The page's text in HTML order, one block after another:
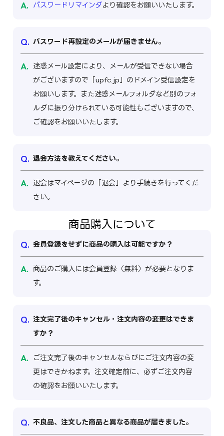
パスワードリマインダより確認をお願いいたします。
パスワード再設定のメールが届きません。
迷惑メール設定により、メールが受信できない場合
がございますので「upfc.jp」のドメイン受信設定を
お願いします。また迷惑メールフォルダなど別のフォ
ルダに振り分けられている可能性もございますので、
ご確認をお願いいたします。
退会方法を教えてください。
退会はマイページの「退会」より手続きを行ってくだ
さい。
商品購入について
会員登録をせずに商品の購入は可能ですか？
商品のご購入には会員登録（無料）が必要となりま
す。
注文完了後のキャンセル・注文内容の変更はできま
すか？
ご注文完了後のキャンセルならびにご注文内容の変
更はできかねます。注文確定前に、必ずご注文内容
の確認をお願いいたします。
不良品、注文した商品と異なる商品が届きました。